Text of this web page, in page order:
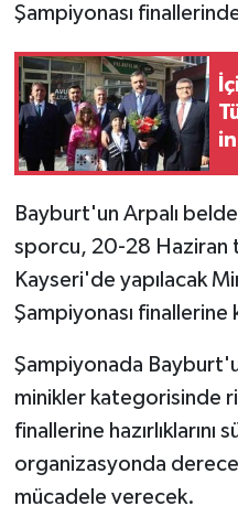
Şampiyonası
Bayburt'un Arpalı
sporcu, 20-28 Haziran
Kayseri'de yapılacak
Şampiyonası finallerine
Şampiyonada
minikler kategorisinde
finallerine hazırlıklarını
organizasyonda
mücadele verecek.